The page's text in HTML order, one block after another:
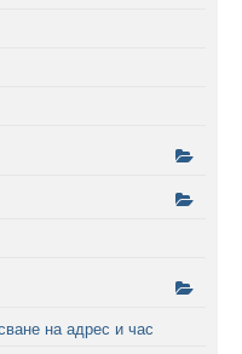
на адрес и час